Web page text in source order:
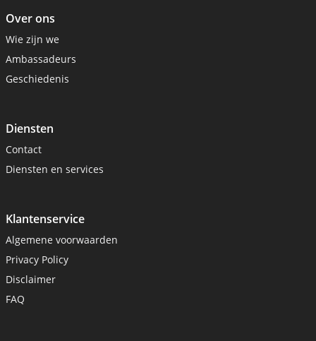
Over ons
Wie zijn we
Ambassadeurs
Geschiedenis
Diensten
Contact
Diensten en services
Klantenservice
Algemene voorwaarden
Privacy Policy
Disclaimer
FAQ